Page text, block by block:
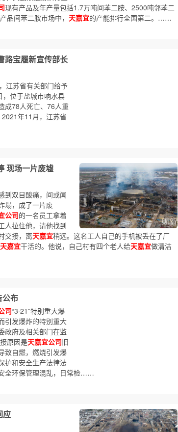
现有产品及年产量包括1.7万吨间苯二胺、2500吨邻苯二
品间苯二胺市场中， 天嘉宜的产能排行全国第二。……
路宝履新宣传部长
江苏省有关部门给予
位于盐城市响水县
成78人死亡、76人重
年11月，江苏省
现场一片废墟
到双目酸痛，间或闻
塌，成了一片废
公司的一名员工拿着
人拉住他，请他找到
交接，离天嘉宜稍远。这名工人自己的手机被丢在了厂
天嘉宜干活的。他说，自己村有四个老人给天嘉宜做清洁
公布
司“3·21”特别重大爆
引发爆炸的特别重大
政府及相关部门在监
原因是天嘉宜公司旧
致自燃，燃烧引发爆
护和安全生产法律法
全环保管理混乱，日常检……
应